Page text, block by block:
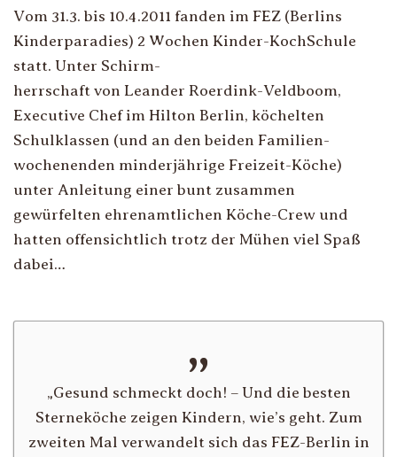
Vom 31.3. bis 10.4.2011 fanden im FEZ (Berlins
Kinderparadies) 2 Wochen Kinder-KochSchule
statt. Unter Schirm-
herrschaft von Leander Roerdink-Veldboom,
Executive Chef im Hilton Berlin, köchelten
Schulklassen (und an den beiden Familien-
wochenenden minderjährige Freizeit-Köche)
unter Anleitung einer bunt zusammen
gewürfelten ehrenamtlichen Köche-Crew und
hatten offensichtlich trotz der Mühen viel Spaß
dabei…
„Gesund schmeckt doch! – Und die besten
Sterneköche zeigen Kindern, wie’s geht. Zum
zweiten Mal verwandelt sich das FEZ-Berlin in